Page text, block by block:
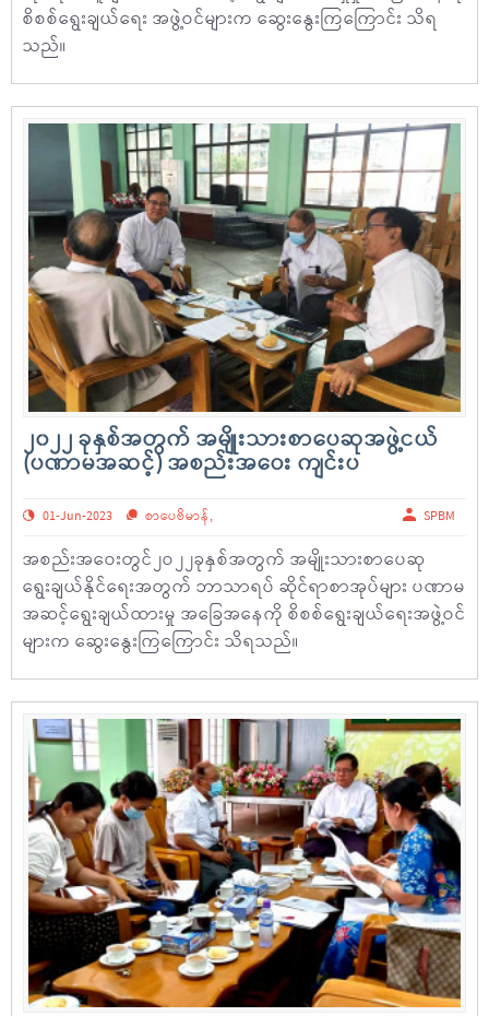
စိစစ်ရွေးချယ်ရေး အဖွဲ့ဝင်များက ဆွေးနွေးကြကြောင်း သိရ
သည်။
၂၀၂၂ ခုနှစ်အတွက် အမျိုးသားစာပေဆုအဖွဲ့ငယ်
(ပဏာမအဆင့်) အစည်းအဝေး ကျင်းပ
01-Jun-2023 စာပေဗိမာန်, SPBM
အစည်းအဝေးတွင်၂ဝ၂၂ခုနှစ်အတွက် အမျိုးသားစာပေဆု
ရွေးချယ်နိုင်ရေးအတွက် ဘာသာရပ် ဆိုင်ရာစာအုပ်များ ပဏာမ
အဆင့်ရွေးချယ်ထားမှု အခြေအနေကို စိစစ်ရွေးချယ်ရေးအဖွဲ့ဝင်
များက ဆွေးနွေးကြကြောင်း သိရသည်။